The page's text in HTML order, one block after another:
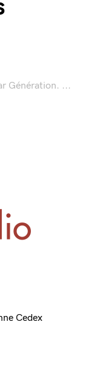
Génération. ...
Cedex